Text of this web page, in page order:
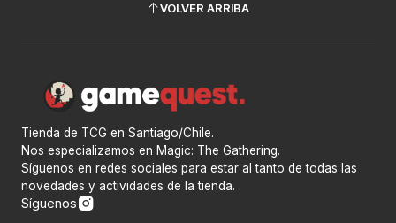
VOLVER ARRIBA
Tienda de TCG en Santiago/Chile.
Nos especializamos en Magic: The Gathering.
Síguenos en redes sociales para estar al tanto de todas las
novedades y actividades de la tienda.
Síguenos